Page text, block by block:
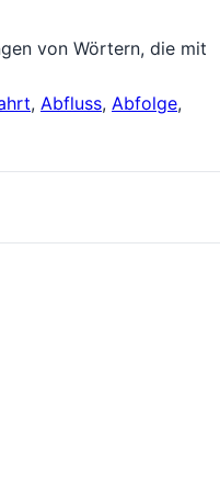
von Wörtern, die mit
, Abfluss, Abfolge,